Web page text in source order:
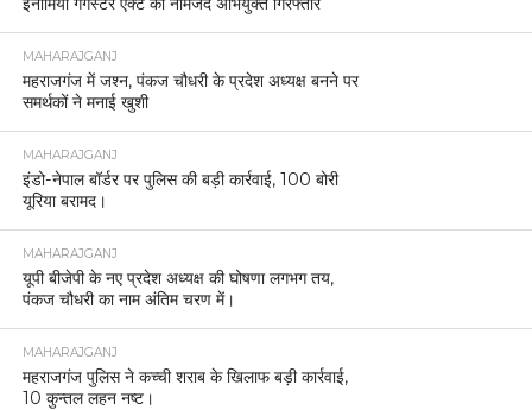
MAHARAJGANJ
महराजगंज में जश्न, पंकज चौधरी के प्रदेश अध्यक्ष बनने पर
समर्थकों ने मनाई खुशी
MAHARAJGANJ
इंडो-नेपाल बॉर्डर पर पुलिस की बड़ी कार्रवाई, 100 बोरी
यूरिया बरामद।
MAHARAJGANJ
यूपी बीजेपी के नए प्रदेश अध्यक्ष की घोषणा लगभग तय,
पंकज चौधरी का नाम अंतिम चरण में।
MAHARAJGANJ
महराजगंज पुलिस ने कच्ची शराब के खिलाफ बड़ी कार्रवाई,
10 कुन्तल लहन नष्ट।